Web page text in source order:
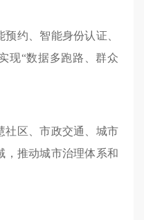
约、智能身份认证、
现“数据多跑路、群众
社区、市政交通、城市
，推动城市治理体系和